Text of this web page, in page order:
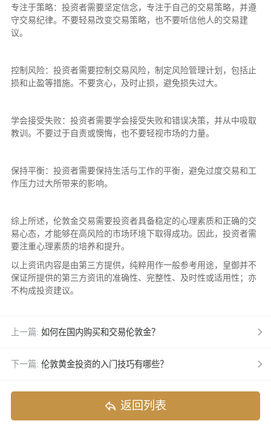
专注于策略：投资者需要坚定信念，专注于自己的交易策略，并遵
守交易纪律。不要轻易改变交易策略，也不要听信他人的交易建
议。
控制风险：投资者需要控制交易风险，制定风险管理计划，包括止
损和止盈等措施。不要贪心，及时止损，避免损失过大。
学会接受失败：投资者需要学会接受失败和错误决策，并从中吸取
教训。不要过于自责或懊悔，也不要轻视市场的力量。
保持平衡：投资者需要保持生活与工作的平衡，避免过度交易和工
作压力过大所带来的影响。
综上所述，伦敦金交易需要投资者具备稳定的心理素质和正确的交
易心态，才能够在高风险的市场环境下取得成功。因此，投资者需
要注重心理素质的培养和提升。
以上资讯内容是由第三方提供，纯粹用作一般参考用途，皇御并不
保证所提供的第三方资讯的准确性、完整性、及时性或适用性；亦
不构成投资建议。
上一篇: 如何在国内购买和交易伦敦金？
下一篇: 伦敦黄金投资的入门技巧有哪些？
返回列表